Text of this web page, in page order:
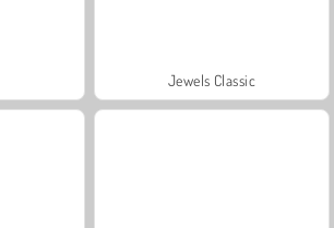
Jewels Classic